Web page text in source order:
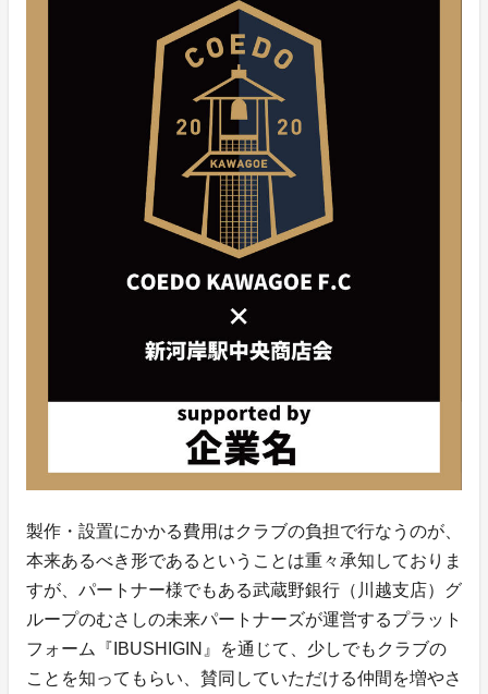
製作・設置にかかる費用はクラブの負担で行なうのが、
本来あるべき形であるということは重々承知しておりま
すが、パートナー様でもある武蔵野銀行（川越支店）グ
ループのむさしの未来パートナーズが運営するプラット
フォーム『IBUSHIGIN』を通じて、少しでもクラブの
ことを知ってもらい、賛同していただける仲間を増やさ